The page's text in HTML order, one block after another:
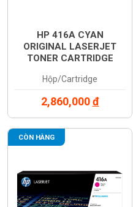
HP 416A CYAN
ORIGINAL LASERJET
TONER CARTRIDGE
Hộp/Cartridge
2,860,000đ
CÒN HÀNG